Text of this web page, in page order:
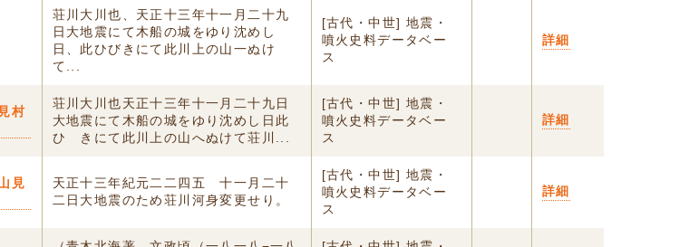
荘川大川也、天正十三年十一月二十九
日大地震にて木船の城をゆり沈めし
日、此ひびきにて此川上の山一ぬけ
て...
[古代・中世] 地震・
噴火史料データベー
ス
詳細
村
荘川大川也天正十三年十一月二十九日
大地震にて木船の城をゆり沈めし日此
ひゞきにて此川上の山へぬけて荘川...
[古代・中世] 地震・
噴火史料データベー
ス
詳細
見
天正十三年紀元二二四五 十一月二十
二日大地震のため荘川河身変更せり。
[古代・中世] 地震・
噴火史料データベー
ス
詳細